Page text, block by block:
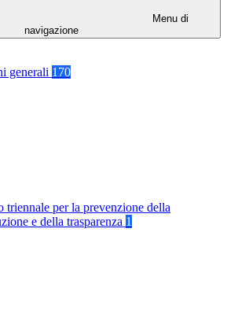
Menu di
navigazione
generali 170
triennale per la prevenzione della
e della trasparenza 1